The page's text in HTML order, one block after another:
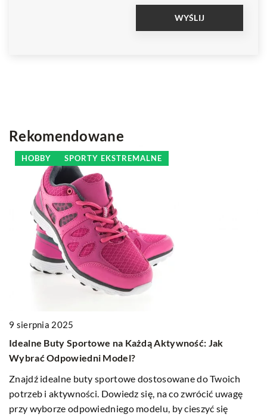
Rekomendowane
HOBBY SPORTY EKSTREMALNE
9 sierpnia 2025
Idealne Buty Sportowe na Każdą Aktywność: Jak
Wybrać Odpowiedni Model?
Znajdź idealne buty sportowe dostosowane do Twoich
potrzeb i aktywności. Dowiedz się, na co zwrócić uwagę
przy wyborze odpowiedniego modelu, by cieszyć się